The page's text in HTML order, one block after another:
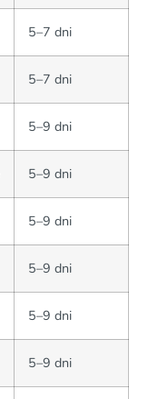
5–7 dni
5–7 dni
5–9 dni
5–9 dni
5–9 dni
5–9 dni
5–9 dni
5–9 dni